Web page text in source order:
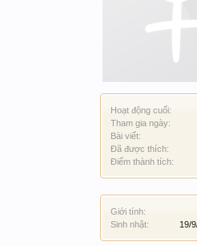
Hoạt động cuối:
Tham gia ngày:
Bài viết:
Đã được thích:
Điểm thành tích:
Giới tính:
Sinh nhật:
19/